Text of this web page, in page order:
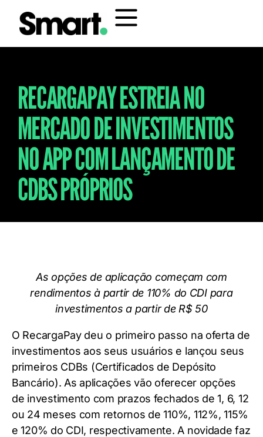
RECARGAPAY ESTREIA NO
MERCADO DE INVESTIMENTOS
NO APP COM LANÇAMENTO DE
CDBS PRÓPRIOS
As opções de aplicação começam com
rendimentos à partir de 110% do CDI para
investimentos a partir de R$ 50
O RecargaPay deu o primeiro passo na oferta de
investimentos aos seus usuários e lançou seus
primeiros CDBs (Certificados de Depósito
Bancário). As aplicações vão oferecer opções
de investimento com prazos fechados de 1, 6, 12
ou 24 meses com retornos de 110%, 112%, 115%
e 120% do CDI, respectivamente. A novidade faz